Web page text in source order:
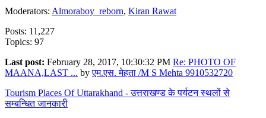
Moderators: Almoraboy_reborn, Kiran Rawat
Posts: 11,227
Topics: 97
Last post: February 28, 2017, 10:30:32 PM Re: PHOTO OF
MAANA,LAST ... byएम.एस. मेहता /M S Mehta 9910532720
Tourism Places Of Uttarakhand - उत्तराखण्ड के पर्यटन स्थलों से
सम्बन्धित जानकारी